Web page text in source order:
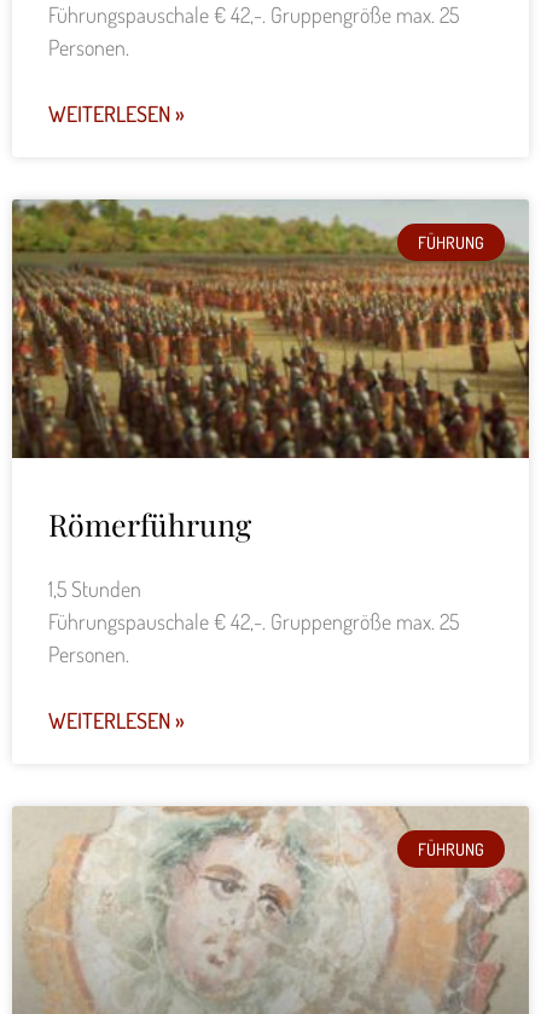
Führungspauschale € 42,-. Gruppengröße max. 25
Personen.
WEITERLESEN »
FÜHRUNG
Römerführung
1,5 Stunden
Führungspauschale € 42,-. Gruppengröße max. 25
Personen.
WEITERLESEN »
FÜHRUNG